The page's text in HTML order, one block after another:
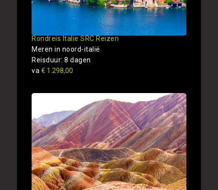
Rondreis Italie SRC Reizen
Meren in noord-italië
Reisduur: 8 dagen
va € 1.298,00